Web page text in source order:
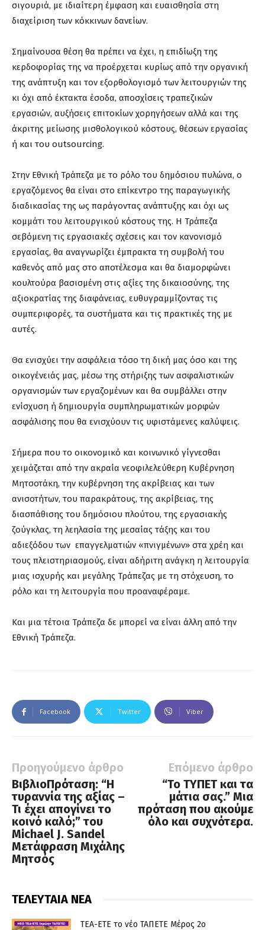
σιγουριά, με ιδιαίτερη έμφαση και ευαισθησία στη
διαχείριση των κόκκινων δανείων.
Σημαίνουσα θέση θα πρέπει να έχει, η επιδίωξη της
κερδοφορίας της να προέρχεται κυρίως από την οργανική
της ανάπτυξη και τον εξορθολογισμό των λειτουργιών της
κι όχι από έκτακτα έσοδα, αποσχίσεις τραπεζικών
εργασιών, αυξήσεις επιτοκίων χορηγήσεων αλλά και της
άκριτης μείωσης μισθολογικού κόστους, θέσεων εργασίας
ή και του outsourcing.
Στην Εθνική Τράπεζα με το ρόλο του δημόσιου πυλώνα, ο
εργαζόμενος θα είναι στο επίκεντρο της παραγωγικής
διαδικασίας της ως παράγοντας ανάπτυξης και όχι ως
κομμάτι του λειτουργικού κόστους της. Η Τράπεζα
σεβόμενη τις εργασιακές σχέσεις και τον κανονισμό
εργασίας, θα αναγνωρίζει έμπρακτα τη συμβολή του
καθενός από μας στο αποτέλεσμα και θα διαμορφώνει
κουλτούρα βασισμένη στις αξίες της δικαιοσύνης, της
αξιοκρατίας της διαφάνειας, ευθυγραμμίζοντας τις
συμπεριφορές, τα συστήματα και τις πρακτικές της με
αυτές.
Θα ενισχύει την ασφάλεια τόσο τη δική μας όσο και της
οικογένειάς μας, μέσω της στήριξης των ασφαλιστικών
οργανισμών των εργαζομένων και θα συμβάλλει στην
ενίσχυση ή δημιουργία συμπληρωματικών μορφών
ασφάλισης που θα ενισχύουν τις υφιστάμενες καλύψεις.
Σήμερα που το οικονομικό και κοινωνικό γίγνεσθαι
χειμάζεται από την ακραία νεοφιλελεύθερη Κυβέρνηση
Μητσοτάκη, την κυβέρνηση της ακρίβειας και των
ανισοτήτων, του παρακράτους, της ακρίβειας, της
διασπάθισης του δημόσιου πλούτου, της εργασιακής
ζούγκλας, τη λεηλασία της μεσαίας τάξης και του
αδιεξόδου των επαγγελματιών «πνιγμένων» στα χρέη και
τους πλειστηριασμούς, είναι αδήριτη ανάγκη η λειτουργία
μιας ισχυρής και μεγάλης Τράπεζας με τη στόχευση, το
ρόλο και τη λειτουργία που προαναφέραμε.
Και μια τέτοια Τράπεζα δε μπορεί να είναι άλλη από την
Εθνική Τράπεζα.
Facebook Twitter Viber
Προηγούμενο άρθρο
ΒιβλιοΠρόταση: “Η
τυραννία της αξίας –
Τι έχει απογίνει το
κοινό καλό;” του
Michael J. Sandel
Μετάφραση Μιχάλης
Μητσός
Επόμενο άρθρο
“Το ΤΥΠΕΤ και τα
μάτια σας.” Μια
πρόταση που ακούμε
όλο και συχνότερα.
ΤΕΛΕΥΤΑΙΑ ΝΕΑ
ΤΕΑ-ΕΤΕ το νέο ΤΑΠΕΤΕ Μέρος 2ο